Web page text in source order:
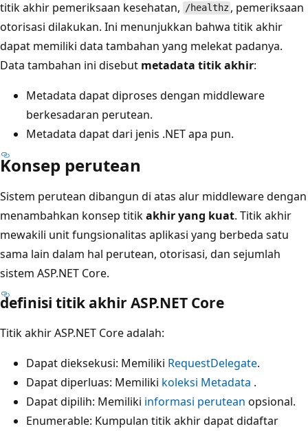
titik akhir pemeriksaan kesehatan, /healthz , pemeriksaan
otorisasi dilakukan. Ini menunjukkan bahwa titik akhir
dapat memiliki data tambahan yang melekat padanya.
Data tambahan ini disebut metadata titik akhir:
Metadata dapat diproses dengan middleware
berkesadaran perutean.
Metadata dapat dari jenis .NET apa pun.
Konsep perutean
Sistem perutean dibangun di atas alur middleware dengan
menambahkan konsep titikakhir yang kuat. Titik akhir
mewakili unit fungsionalitas aplikasi yang berbeda satu
sama lain dalam hal perutean, otorisasi, dan sejumlah
sistem ASP.NET Core.
definisi titik akhir ASP.NET Core
Titik akhir ASP.NET Core adalah:
Dapat dieksekusi: Memiliki RequestDelegate.
Dapat diperluas: Memiliki koleksi Metadata .
Dapat dipilih: Memiliki informasi perutean opsional.
Enumerable: Kumpulan titik akhir dapat didaftar